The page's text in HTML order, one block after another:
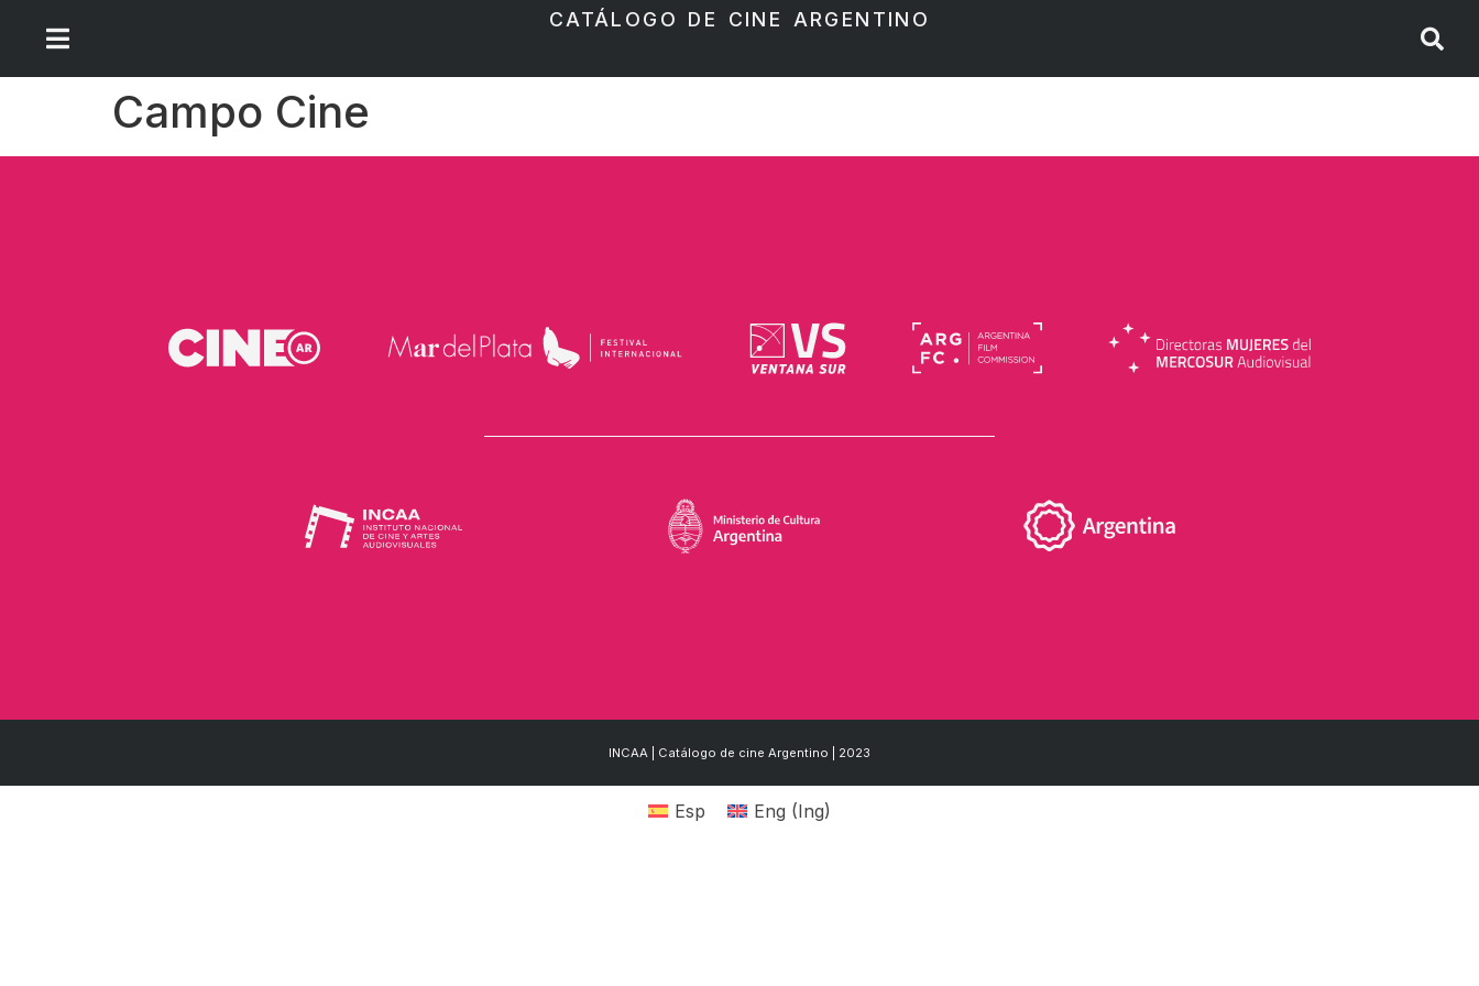
CATÁLOGO DE CINE ARGENTINO
Campo Cine
INCAA | Catálogo de cine Argentino | 2023
Esp Eng (Ing)